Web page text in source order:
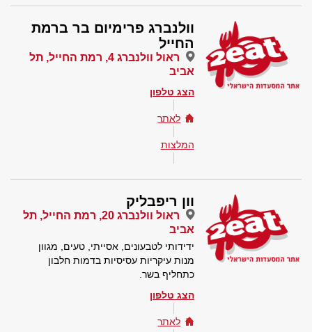
וולנברג פרימיום בר ברמת
החייל
ראול וולנברג 4, רמת החייל, תל
אביב
הצג טלפון
לאתר
המלצות
וון ריפבליק
ראול וולנברג 20, רמת החייל, תל
אביב
ידידותי לטבעונים, אסייתי, טעים, מגוון
מנות עיקריות עסיסיות בדמות חלבון
כתחליף בשר.
הצג טלפון
לאתר